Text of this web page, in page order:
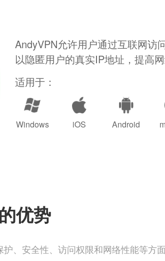
AndyVPN允许用户通过互联网访
以隐匿用户的真实IP地址，提高
适用于：
Windows iOS Android
优势
、安全性、访问权限和网络性能等方